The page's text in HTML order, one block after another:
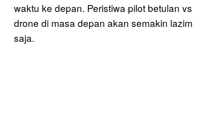
waktu ke depan. Peristiwa pilot betulan vs
drone di masa depan akan semakin lazim
saja.